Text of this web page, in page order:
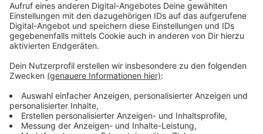
Die erste Premiere im September wird das Stück
Moby Dick in einer Bearbeitung des Star-Regisseurs
in Düsseldorf inszeniert hat. Im Programm sind einige
auf finstere Zeiten der Gewalt und erstarkende
autoritäre Regime - als Gegengewicht aber auch
leichte Stoffe, wie „Der Geizige“ von Moliere.